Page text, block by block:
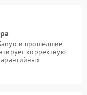
и прошедшие
корректную